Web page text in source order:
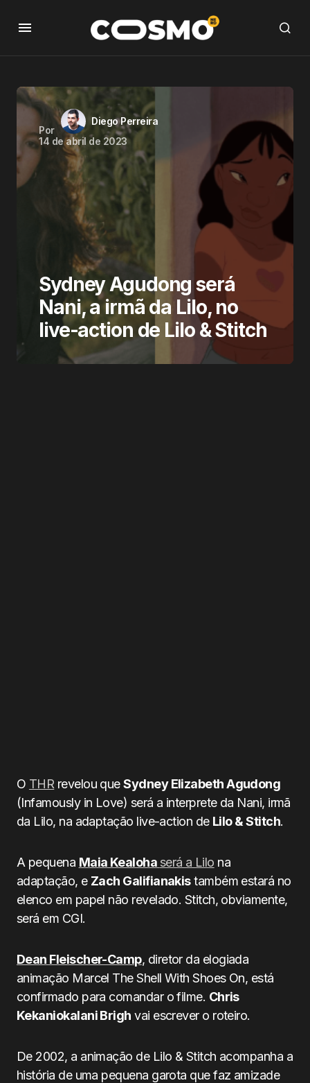
Por
Diego Perreira
14 de abril de 2023
Sydney Agudong será
Nani, a irmã da Lilo, no
live-action de Lilo & Stitch
O THR revelou queSydney Elizabeth Agudong
(Infamously in Love) será a interprete da Nani, irmã
da Lilo, na adaptação live-action de Lilo & Stitch.
A pequena Maia Kealoha será a Lilo na
adaptação, e Zach Galifianakistambém estará no
elenco em papel não revelado. Stitch, obviamente,
será em CGI.
Dean Fleischer-Camp, diretor da elogiada
animação Marcel The Shell With Shoes On, está
confirmado para comandar o filme. Chris
Kekaniokalani Brigh vai escrever o roteiro.
De 2002, a animação de Lilo & Stitch acompanha a
história de uma pequena garota que faz amizade